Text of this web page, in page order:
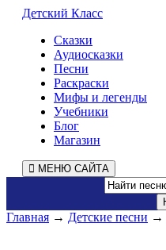
Детский Класс
Сказки
Аудиосказки
Песни
Раскраски
Мифы и легенды
Учебники
Блог
Магазин
МЕНЮ САЙТА
Главная → Детские песни →